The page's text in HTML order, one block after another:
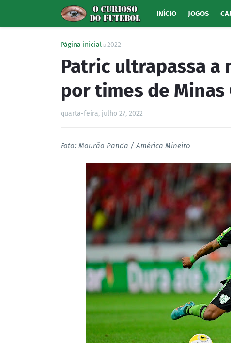
INÍCIO JOGOS
Página inicial 2022
Patric ultrapassa a
por times de Minas
quarta-feira, julho 27, 2022
Foto: Mourão Panda / América Mineiro